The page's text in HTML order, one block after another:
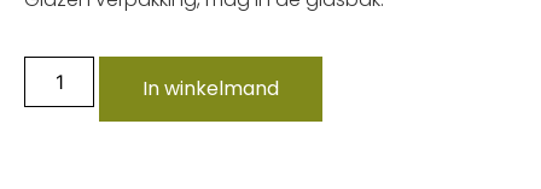
In winkelmand